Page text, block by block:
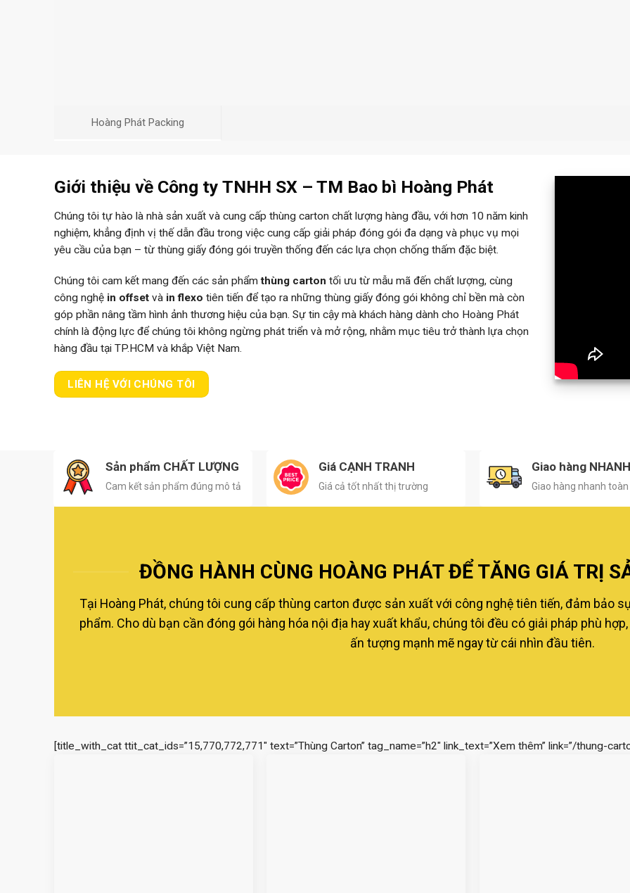
Hoàng Phát Packing
Giới thiệu về Công ty TNHH SX – TM Bao bì Hoàng Phát
Chúng tôi tự hào là nhà sản xuất và cung cấp thùng carton chất lượng hàng đầu, với hơn 10 năm kinh
nghiệm, khẳng định vị thế dẫn đầu trong việc cung cấp giải pháp đóng gói đa dạng và phục vụ mọi
yêu cầu của bạn – từ thùng giấy đóng gói truyền thống đến các lựa chọn chống thấm đặc biệt.
Chúng tôi cam kết mang đến các sản phẩmthùng carton tối ưu từ mẫu mã đến chất lượng, cùng
công nghệ in offset và in flexo tiên tiến để tạo ra những thùng giấy đóng gói không chỉ bền mà còn
góp phần nâng tầm hình ảnh thương hiệu của bạn. Sự tin cậy mà khách hàng dành cho Hoàng Phát
chính là động lực để chúng tôi không ngừng phát triển và mở rộng, nhằm mục tiêu trở thành lựa chọn
hàng đầu tại TP.HCM và khắp Việt Nam.
LIÊN HỆ VỚI CHÚNG TÔI
Sản phẩm CHẤT LƯỢNG
Cam kết sản phẩm đúng mô tả
Giá CẠNH TRANH
Giá cả tốt nhất thị trường
Giao hàng NHANH
Giao hàng nhanh
ĐỒNG HÀNH CÙNG HOÀNG PHÁT ĐỂ TĂNG GIÁ TRỊ
Tại Hoàng Phát, chúng tôi cung cấp thùng carton được sản xuất với công nghệ tiên tiến, đảm bảo
phẩm. Cho dù bạn cần đóng gói hàng hóa nội địa hay xuất khẩu, chúng tôi đều có giải pháp phù
ấn tượng mạnh mẽ ngay từ cái nhìn đầu tiên.
[title_with_cat ttit_cat_ids=”15,770,772,771″ text=”Thùng Carton” tag_name=”h2″ link_text=”Xem thêm” link=”/thung-